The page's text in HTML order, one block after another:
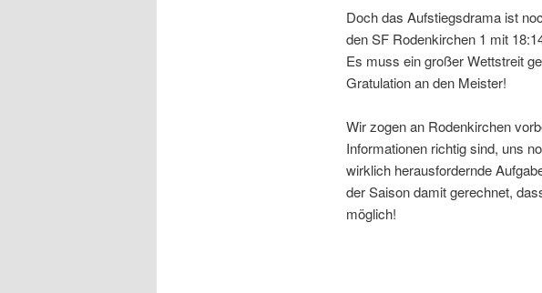
Doch das Aufstiegsdrama ist
den SF Rodenkirchen 1 mit
Es muss ein großer Wettstreit
Gratulation an den Meister!
Wir zogen an Rodenkirchen
Informationen richtig sind, uns
wirklich herausfordernde
der Saison damit gerechnet,
möglich!